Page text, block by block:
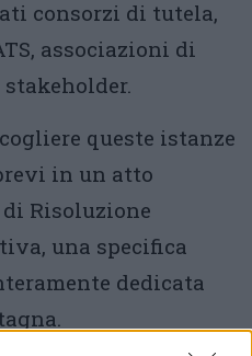
consorzi di tutela,
associazioni di
queste istanze
in un atto
Risoluzione
una specifica
dedicata